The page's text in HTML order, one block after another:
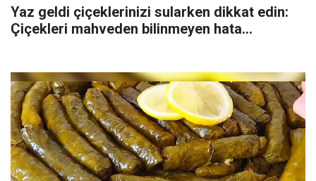
Yaz geldi çiçeklerinizi sularken dikkat edin:
Çiçekleri mahveden bilinmeyen hata...